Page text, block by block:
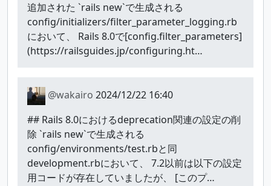
追加された `rails new`で生成される
config/initializers/filter_parameter_logging.rb
において、 Rails 8.0で[config.filter_parameters]
(https://railsguides.jp/configuring.ht…
@wakairo 2024/12/22 16:40
## Rails 8.0におけるdeprecation関連の設定の削
除 `rails new`で生成される
config/environments/test.rbと同
development.rbにおいて、 7.2以前は以下の設定
用コードが存在していましたが、 [このプ…